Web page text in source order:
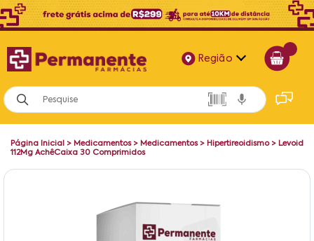
Região
Alagoas
Bahia
Página Inicial > Medicamentos> Medicamentos> Hipertireoidismo> Levoid
112Mg AchêCaixa 30 Comprimidos